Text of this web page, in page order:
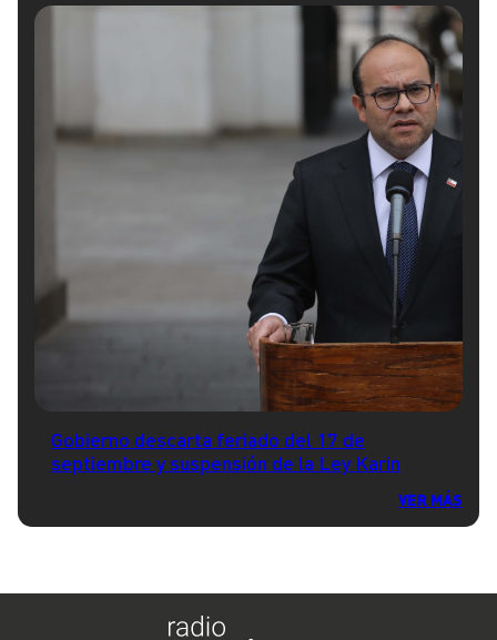
Gobierno descarta feriado del 17 de
septiembre y suspensión de la Ley Karin
VER MÁS